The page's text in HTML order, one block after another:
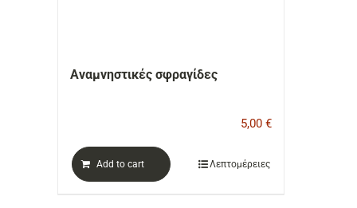
Αναμνηστικές σφραγίδες
5,00 €
Add to cart Λεπτομέρειες